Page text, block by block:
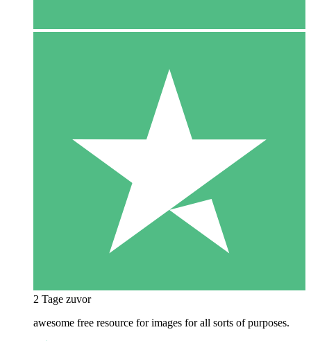
2 Tage zuvor
awesome free resource for images for all sorts of purposes.